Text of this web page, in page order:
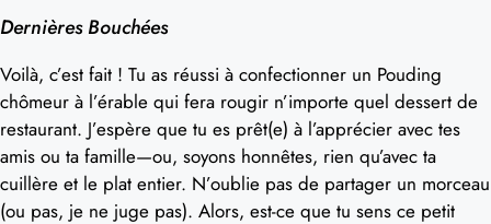
Dernières Bouchées
Voilà, c’est fait ! Tu as réussi à confectionner un Pouding
chômeur à l’érable qui fera rougir n’importe quel dessert de
restaurant. J’espère que tu es prêt(e) à l’apprécier avec tes
amis ou ta famille—ou, soyons honnêtes, rien qu’avec ta
cuillère et le plat entier. N’oublie pas de partager un morceau
(ou pas, je ne juge pas). Alors, est-ce que tu sens ce petit